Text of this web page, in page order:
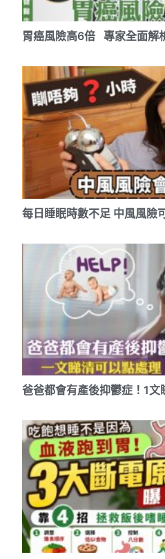
胃癌風險高6倍 專家全面解
每日睡眠時數不足 中風風險
爸爸都會有產後抑鬱症！1文